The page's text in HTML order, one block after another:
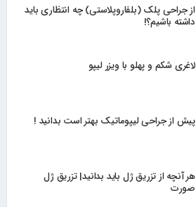
از جراحی پلک (بلفاروپلاستی) چه انتظاری باید
داشته باشیم؟!
لاغری شکم و پهلو با ویزر لیپو
پیش از جراحی لیپوماتیک بهتر است بدانید !
هر آنچه از تزریق ژل باید بدانید| تزریق ژل
صورت